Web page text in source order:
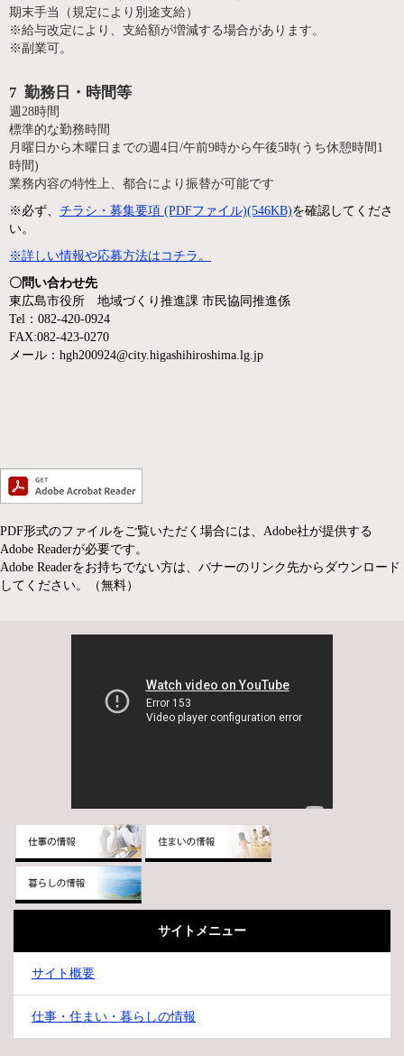
期末手当（規定により別途支給）
※給与改定により、支給額が増減する場合があります。
※副業可。
7 勤務日・時間等
週28時間
標準的な勤務時間
月曜日から木曜日までの週4日/午前9時から午後5時(うち休憩時間1
時間)
業務内容の特性上、都合により振替が可能です
※必ず、 チラシ・募集要項 (PDFファイル)(546KB)を確認してくださ
い。
※詳しい情報や応募方法はコチラ。
〇問い合わせ先
東広島市役所 地域づくり推進課 市民協同推進係
Tel：082-420-0924
FAX:082-423-0270
​メール： hgh200924@city.higashihiroshima.lg.jp
PDF形式のファイルをご覧いただく場合には、Adobe社が提供する
Adobe Readerが必要です。
Adobe Readerをお持ちでない方は、バナーのリンク先からダウンロード
してください。（無料）
サイトメニュー
サイト概要
仕事・住まい・暮らしの情報